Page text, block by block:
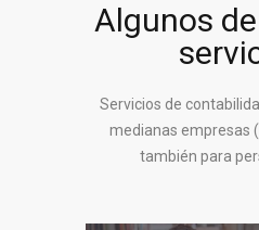
Algunos
Servicios de
medianas empresas
también para